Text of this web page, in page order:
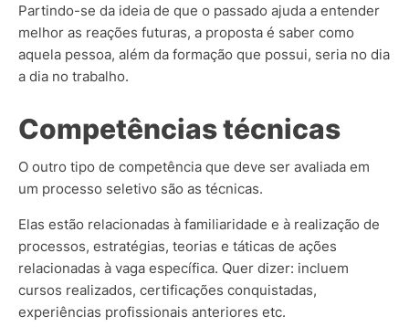
Partindo-se da ideia de que o passado ajuda a entender
melhor as reações futuras, a proposta é saber como
aquela pessoa, além da formação que possui, seria no dia
a dia no trabalho.
Competências técnicas
O outro tipo de competência que deve ser avaliada em
um processo seletivo são as técnicas.
Elas estão relacionadas à familiaridade e à realização de
processos, estratégias, teorias e táticas de ações
relacionadas à vaga específica. Quer dizer: incluem
cursos realizados, certificações conquistadas,
experiências profissionais anteriores etc.